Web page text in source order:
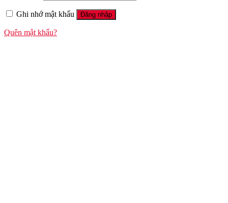
Ghi nhớ mật khẩu Đăng nhập
Quên mật khẩu?